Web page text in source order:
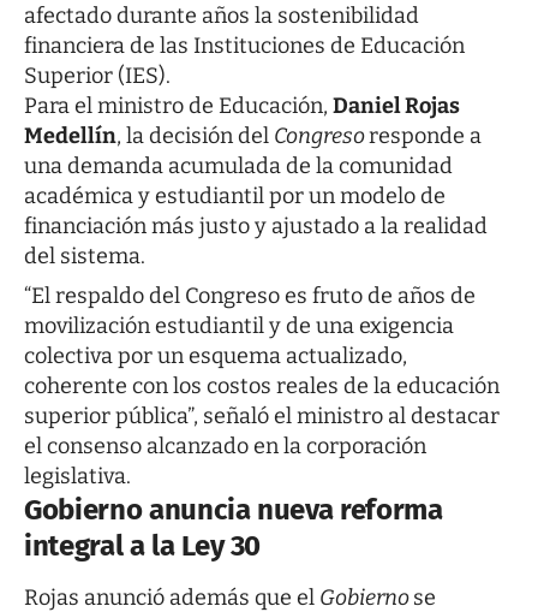
afectado durante años la sostenibilidad
financiera de las Instituciones de Educación
Superior (IES).
Para el ministro de Educación, Daniel Rojas
Medellín, la decisión del Congresoresponde a
una demanda acumulada de la comunidad
académica y estudiantil por un modelo de
financiación más justo y ajustado a la realidad
del sistema.
“El respaldo del Congreso es fruto de años de
movilización estudiantil y de una exigencia
colectiva por un esquema actualizado,
coherente con los costos reales de la educación
superior pública”, señaló el ministro al destacar
el consenso alcanzado en la corporación
legislativa.
Gobierno anuncia nueva reforma
integral a la Ley 30
Rojas anunció además que el Gobiernose